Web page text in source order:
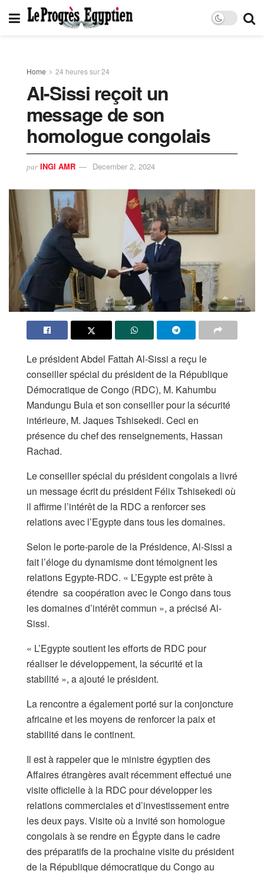
Home 24 heures sur 24
Al-Sissi reçoit un
message de son
homologue congolais
par INGI AMR December 2, 2024
Le président Abdel Fattah Al-Sissi a reçu le
conseiller spécial du président de la République
Démocratique de Congo (RDC), M. Kahumbu
Mandungu Bula et son conseiller pour la sécurité
intérieure, M. Jaques Tshisekedi. Ceci en
présence du chef des renseignements, Hassan
Rachad.
Le conseiller spécial du président congolais a livré
un message écrit du président Félix Tshisekedi où
il affirme l’intérêt de la RDC a renforcer ses
relations avec l’Egypte dans tous les domaines.
Selon le porte-parole de la Présidence, Al-Sissi a
fait l’éloge du dynamisme dont témoignent les
relations Egypte-RDC. « L’Egypte est prête à
étendre sa coopération avec le Congo dans tous
les domaines d’intérêt commun », a précisé Al-
Sissi.
« L’Egypte soutient les efforts de RDC pour
réaliser le développement, la sécurité et la
stabilité », a ajouté le président.
La rencontre a également porté sur la conjoncture
africaine et les moyens de renforcer la paix et
stabilité dans le continent.
Il est à rappeler que le ministre égyptien des
Affaires étrangères avait récemment effectué une
visite officielle à la RDC pour développer les
relations commerciales et d’investissement entre
les deux pays. Visite où a invité son homologue
congolais à se rendre en Égypte dans le cadre
des préparatifs de la prochaine visite du président
de la République démocratique du Congo au